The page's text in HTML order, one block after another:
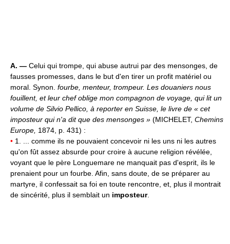
A. — Celui qui trompe, qui abuse autrui par des mensonges, de
fausses promesses, dans le but d'en tirer un profit matériel ou
moral. Synon. fourbe, menteur, trompeur. Les douaniers nous
fouillent, et leur chef oblige mon compagnon de voyage, qui lit un
volume de Silvio Pellico, à reporter en Suisse, le livre de « cet
imposteur qui n'a dit que des mensonges » (MICHELET, Chemins
Europe, 1874, p. 431) :
• 1. ... comme ils ne pouvaient concevoir ni les uns ni les autres
qu'on fût assez absurde pour croire à aucune religion révélée,
voyant que le père Longuemare ne manquait pas d'esprit, ils le
prenaient pour un fourbe. Afin, sans doute, de se préparer au
martyre, il confessait sa foi en toute rencontre, et, plus il montrait
de sincérité, plus il semblait un imposteur.